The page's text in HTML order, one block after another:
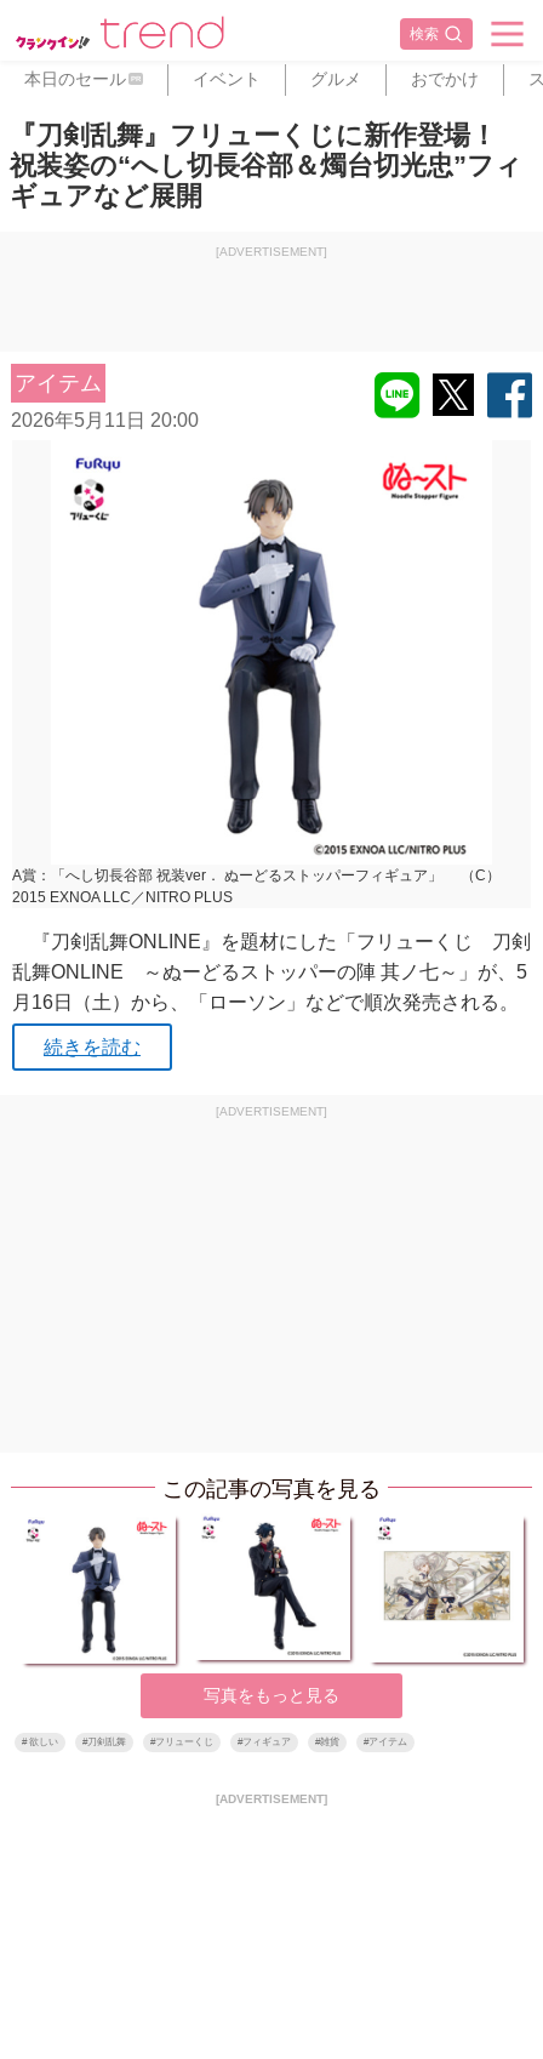
検索
本日のセール PR イベント グルメ おでかけ
『刀剣乱舞』フリューくじに新作登場！
祝装姿の“へし切長谷部＆燭台切光忠”フィ
ギュアなど展開
[ADVERTISEMENT]
アイテム
2026年5月11日 20:00
A賞：「へし切長谷部 祝装ver． ぬーどるストッパーフィギュア」 （C）
2015 EXNOA LLC／NITRO PLUS
『刀剣乱舞ONLINE』を題材にした「フリューくじ 刀剣
乱舞ONLINE ～ぬーどるストッパーの陣 其ノ七～」が、5
月16日（土）から、「ローソン」などで順次発売される。
続きを読む
[ADVERTISEMENT]
この記事の写真を見る
写真をもっと見る
#欲しい #刀剣乱舞 #フリューくじ #フィギュア #雑貨 #アイテム
[ADVERTISEMENT]